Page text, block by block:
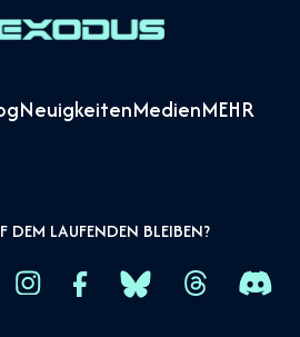
NeuigkeitenMedienMEHR
DEM LAUFENDEN BLEIBEN?